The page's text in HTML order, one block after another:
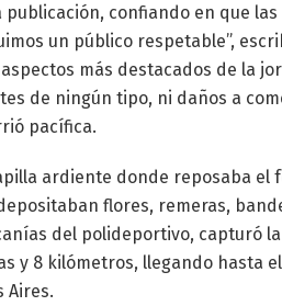
confiando en que las
un público respetable”,
más destacados de la
de ningún tipo, ni daños a
pacífica.
ardiente donde reposaba
flores, remeras,
del polideportivo, capturó
y 8 kilómetros, llegando hasta
Aires.